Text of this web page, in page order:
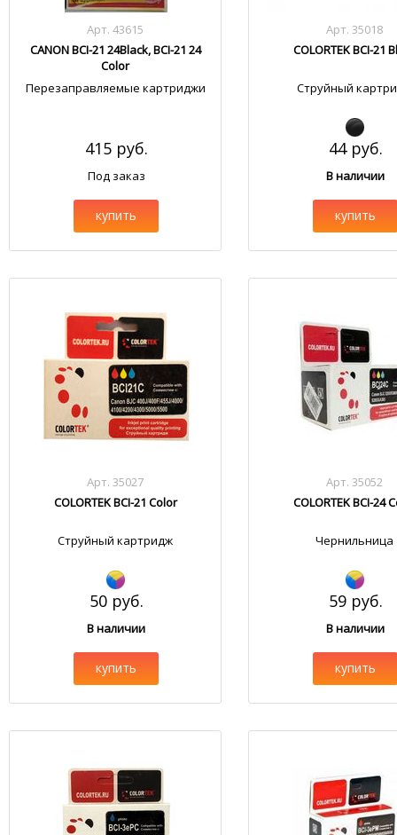
Арт. 43615
CANON BCI-21 24Black, BCI-21 24
Color
Перезаправляемые картриджи
415 руб.
Под заказ
купить
Арт. 35018
COLORTEK BCI-21
Струйный
44 руб.
В наличии
купить
Арт. 35027
COLORTEK BCI-21 Color
Струйный картридж
50 руб.
В наличии
купить
Арт. 35052
COLORTEK BCI-24
Чернильница
59 руб.
В наличии
купить